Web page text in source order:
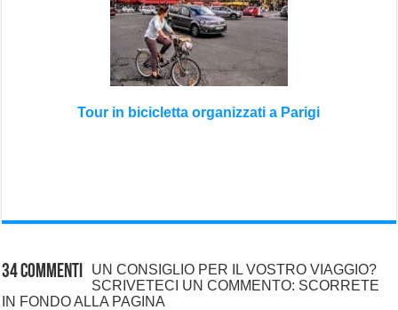
Tour in bicicletta organizzati a Parigi
34 commenti
UN CONSIGLIO PER IL VOSTRO VIAGGIO?
SCRIVETECI UN COMMENTO: SCORRETE
IN FONDO ALLA PAGINA